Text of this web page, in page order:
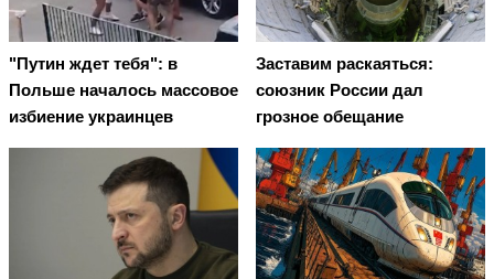
"Путин ждет тебя": в
Польше началось массовое
избиение украинцев
Заставим раскаяться:
союзник России дал
грозное обещание